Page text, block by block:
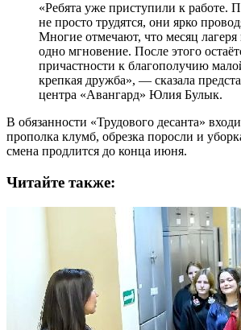
«Ребята уже приступили к работе.
не просто трудятся, они ярко
Многие отмечают, что месяц лагеря
одно мгновение. После этого
причастности к благополучию
крепкая дружба», — сказала
центра «Авангард» Юлия Булык.
В обязанности «Трудового десанта»
прополка клумб, обрезка поросли и
смена продлится до конца июня.
Читайте также: